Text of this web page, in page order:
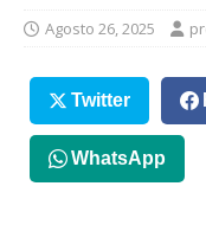
Agosto 26, 2025
Twitter
WhatsApp